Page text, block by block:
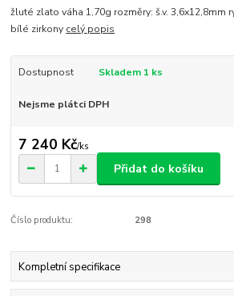
žluté zlato váha 1,70g rozměry: š.v. 3,6x12,8mm
bílé zirkony celý popis
Dostupnost Skladem 1 ks
Nejsme plátci DPH
7 240 Kč/ks
Přidat do košíku
Číslo produktu: 298
Kompletní specifikace